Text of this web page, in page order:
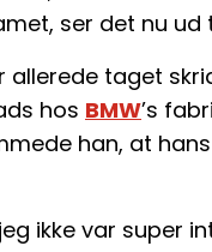
ser det nu ud
allerede taget
hos BMW’s
han, at
ikke var super